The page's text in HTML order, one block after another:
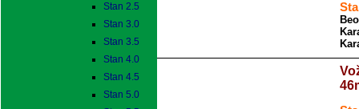
Stan 2.5
Stan 3.0
Stan 3.5
Stan 4.0
Stan 4.5
Stan 5.0